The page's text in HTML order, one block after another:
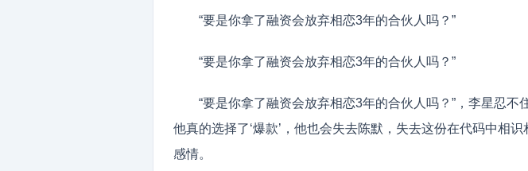
“要是你拿了融资会放弃相恋3年的合伙人吗？”
“要是你拿了融资会放弃相恋3年的合伙人吗？”
“要是你拿了融资会放弃相恋3年的合伙人吗？”，李星忍不
他真的选择了‘爆款’，他也会失去陈默，失去这份在代码中相
感情。